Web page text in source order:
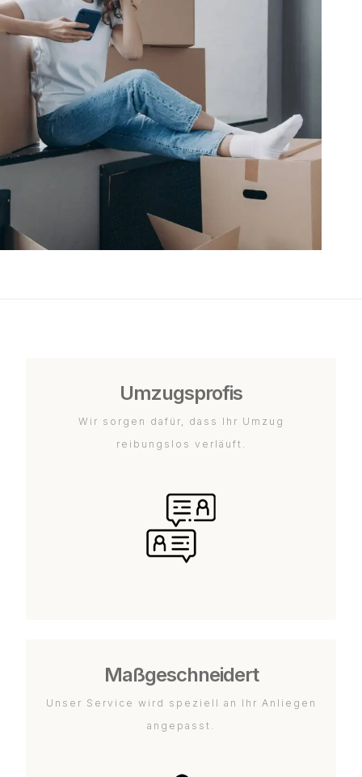
Umzugsprofis
Wir sorgen dafür, dass Ihr Umzug
reibungslos verläuft.
Maßgeschneidert
Unser Service wird speziell an Ihr Anliegen
angepasst.